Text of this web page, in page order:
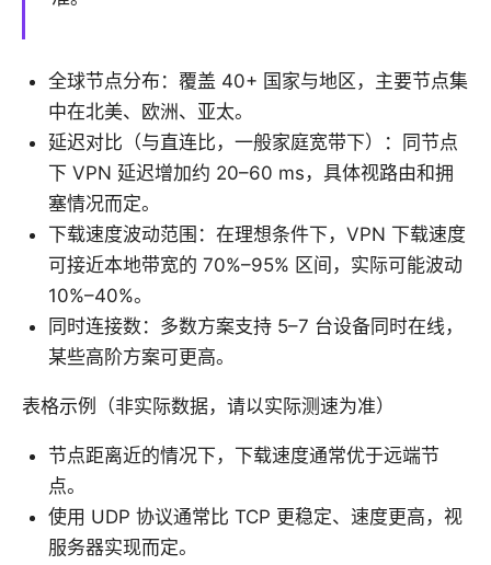
全球节点分布：覆盖 40+ 国家与地区，主要节点集
中在北美、欧洲、亚太。
延迟对比（与直连比，一般家庭宽带下）：同节点
下 VPN 延迟增加约 20–60 ms，具体视路由和拥
塞情况而定。
下载速度波动范围：在理想条件下，VPN 下载速度
可接近本地带宽的 70%–95% 区间，实际可能波动
10%–40%。
同时连接数：多数方案支持 5–7 台设备同时在线，
某些高阶方案可更高。
表格示例（非实际数据，请以实际测速为准）
节点距离近的情况下，下载速度通常优于远端节
点。
使用 UDP 协议通常比 TCP 更稳定、速度更高，视
服务器实现而定。